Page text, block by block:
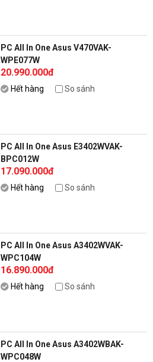
PC All In One Asus V470VAK-
WPE077W
20.990.000đ
Hết hàng So sánh
PC All In One Asus E3402WVAK-
BPC012W
17.090.000đ
Hết hàng So sánh
PC All In One Asus A3402WVAK-
WPC104W
16.890.000đ
Hết hàng So sánh
PC All In One Asus A3402WBAK-
WPC048W